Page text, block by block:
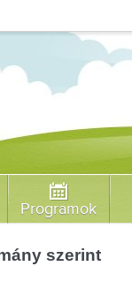
Programok
szerint